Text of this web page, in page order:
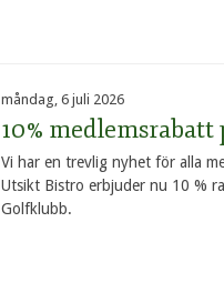
måndag, 6 juli 2026
10%
Vi har en trevlig nyhet för alla
Utsikt Bistro erbjuder nu 10 %
Golfklubb.